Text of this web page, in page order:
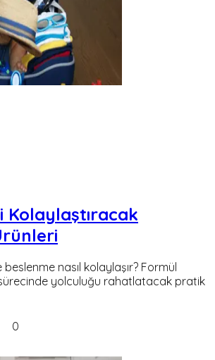
Kolaylaştıracak
nasıl kolaylaşır? Formül
yolculuğu rahatlatacak pratik
0